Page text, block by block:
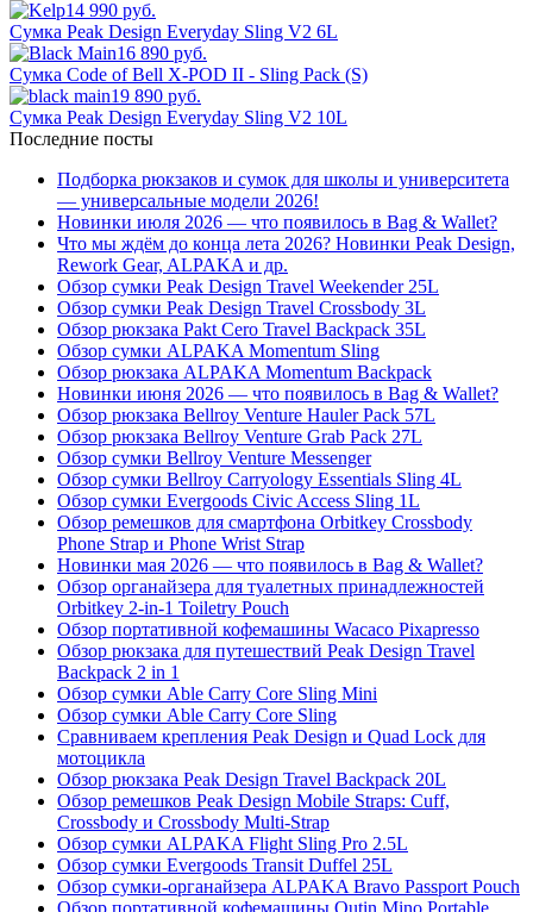
14 990 руб.
Сумка Peak Design Everyday Sling V2 6L
16 890 руб.
Сумка Code of Bell X-POD II - Sling Pack (S)
19 890 руб.
Сумка Peak Design Everyday Sling V2 10L
Последние посты
Подборка рюкзаков и сумок для школы и университета
— универсальные модели 2026!
Новинки июля 2026 — что появилось в Bag & Wallet?
Что мы ждём до конца лета 2026? Новинки Peak Design,
Rework Gear, ALPAKA и др.
Обзор сумки Peak Design Travel Weekender 25L
Обзор сумки Peak Design Travel Crossbody 3L
Обзор рюкзака Pakt Cero Travel Backpack 35L
Обзор сумки ALPAKA Momentum Sling
Обзор рюкзака ALPAKA Momentum Backpack
Новинки июня 2026 — что появилось в Bag & Wallet?
Обзор рюкзака Bellroy Venture Hauler Pack 57L
Обзор рюкзака Bellroy Venture Grab Pack 27L
Обзор сумки Bellroy Venture Messenger
Обзор сумки Bellroy Carryology Essentials Sling 4L
Обзор сумки Evergoods Civic Access Sling 1L
Обзор ремешков для смартфона Orbitkey Crossbody
Phone Strap и Phone Wrist Strap
Новинки мая 2026 — что появилось в Bag & Wallet?
Обзор органайзера для туалетных принадлежностей
Orbitkey 2-in-1 Toiletry Pouch
Обзор портативной кофемашины Wacaco Pixapresso
Обзор рюкзака для путешествий Peak Design Travel
Backpack 2 in 1
Обзор сумки Able Carry Core Sling Mini
Обзор сумки Able Carry Core Sling
Сравниваем крепления Peak Design и Quad Lock для
мотоцикла
Обзор рюкзака Peak Design Travel Backpack 20L
Обзор ремешков Peak Design Mobile Straps: Cuff,
Crossbody и Crossbody Multi-Strap
Обзор сумки ALPAKA Flight Sling Pro 2.5L
Обзор сумки Evergoods Transit Duffel 25L
Обзор сумки-органайзера ALPAKA Bravo Passport Pouch